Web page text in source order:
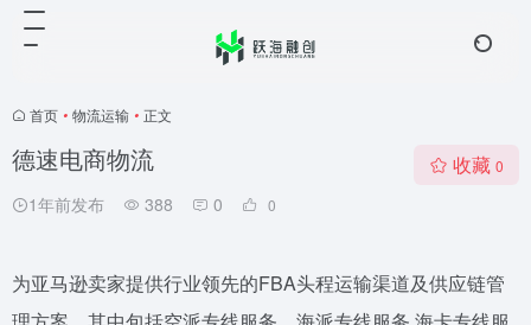
首页 • 物流运输 • 正文
德速电商物流
1年前发布 388 0 0
收藏 0
为亚马逊卖家提供行业领先的FBA头程运输渠道及供应链管